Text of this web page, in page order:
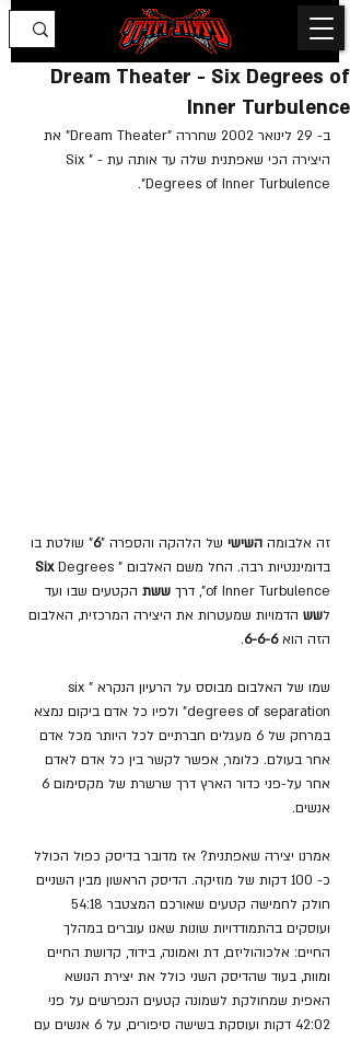
Dream Theater - Six Degrees of
Inner Turbulence
ב- 29 לינואר 2002 שחררה "Dream Theater" את
היצירה הכי שאפתנית שלה עד אותה עת - "Six
Degrees of Inner Turbulence".
זה אלבומה השישי של הלהקה והספרה "6" שולטת בו
בדומיננטיות רבה. החל משם האלבום "
Six Degrees
of Inner Turbulence", דרך
ששת הקטעים שבו ועד
לשש הדמויות שמעטרות את היצירה המרכזית, האלבום
הזה הוא 6-6-6
.
שמו של האלבום מבוסס על הרעיון הנקרא "six
degrees of separation" ולפיו כל אדם ביקום נמצא
במרחק של 6 מעגלים חברתיים לכל היותר מכל אדם
אחר בעולם. כלומר, אפשר לקשר בין כל אדם לאדם
אנשים.
אמרנו יצירה שאפתנית? אז מדובר בדיסק כפול הכולל
כ- 100 דקות של מוזיקה. הדיסק הראשון מבין השניים
ועוסקים בהתמודדויות שונות שאנו עוברים במהלך
החיים: אלכוהוליזם, דת ואמונה, בידוד, קדושת החיים
ומוות, בעוד שהדיסק השני כולל את יצירת הנושא
האפית שמחולקת לשמונה קטעים הנפרשים על פני
42:02 דקות ועוסקת בשישה סיפורים, על 6 אנשים עם